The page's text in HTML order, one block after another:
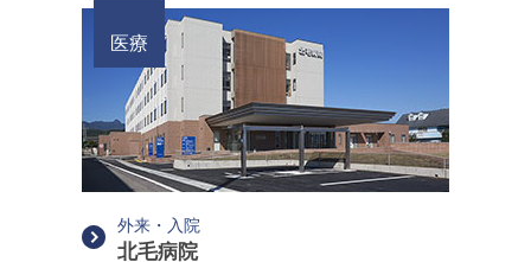
医療
外来・入院
北毛病院